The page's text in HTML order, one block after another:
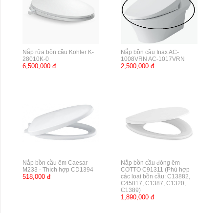
Nắp rửa bồn cầu Kohler K-
28010K-0
6,500,000 đ
Nắp bồn cầu Inax AC-
1008VRN AC-1017VRN
2,500,000 đ
Nắp bồn cầu êm Caesar
M233 - Thích hợp CD1394
518,000 đ
Nắp bồn cầu đóng êm
COTTO C91311 (Phù hợp
các loại bồn cầu: C13882,
C45017, C1387, C1320,
C1389)
1,890,000 đ